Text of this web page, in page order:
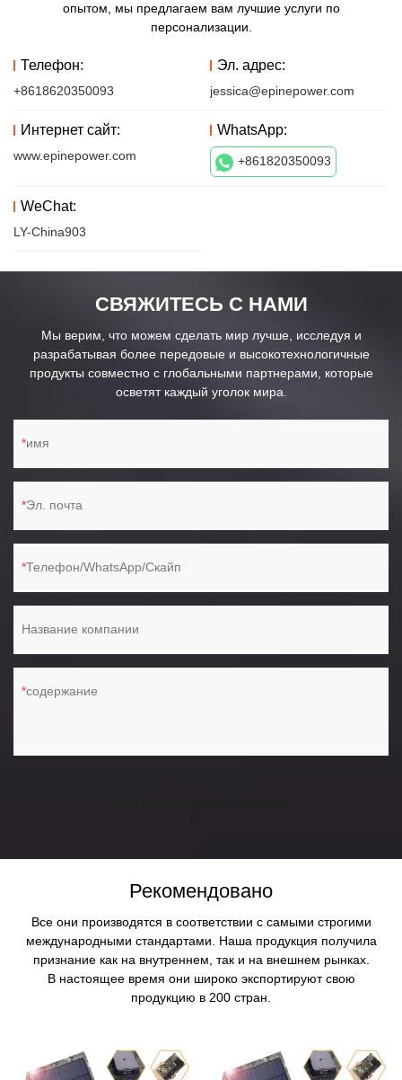
опытом, мы предлагаем вам лучшие услуги по
персонализации.
Телефон:
+8618620350093
Эл. адрес:
jessica@epinepower.com
Интернет сайт:
www.epinepower.com
WhatsApp:
+861820350093
WeChat:
LY-China903
СВЯЖИТЕСЬ С НАМИ
Мы верим, что можем сделать мир лучше, исследуя и
разрабатывая более передовые и высокотехнологичные
продукты совместно с глобальными партнерами, которые
осветят каждый уголок мира.
имя
Эл. почта
Телефон/WhatsApp/Скайп
Название компании
содержание
Рекомендовано
Все они производятся в соответствии с самыми строгими
международными стандартами. Наша продукция получила
признание как на внутреннем, так и на внешнем рынках.
В настоящее время они широко экспортируют свою
продукцию в 200 стран.